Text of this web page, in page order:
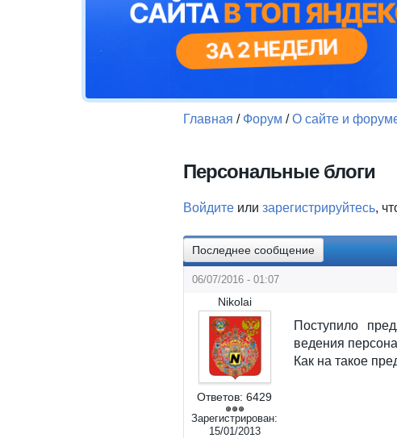
Главная / Форум /О сайте и
Персональные блоги
Войдите или зарегистрируйтесь,
Последнее сообщение
06/07/2016 - 01:07
Nikolai
Ответов: 6429
Зарегистрирован:
15/01/2013
Поступило
ведения
Как на такое